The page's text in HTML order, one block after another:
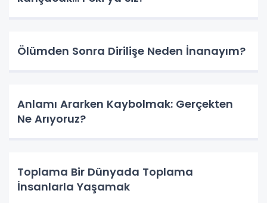
Ölümden Sonra Dirilişe Neden İnanayım?
Anlamı Ararken Kaybolmak: Gerçekten
Ne Arıyoruz?
Toplama Bir Dünyada Toplama
İnsanlarla Yaşamak